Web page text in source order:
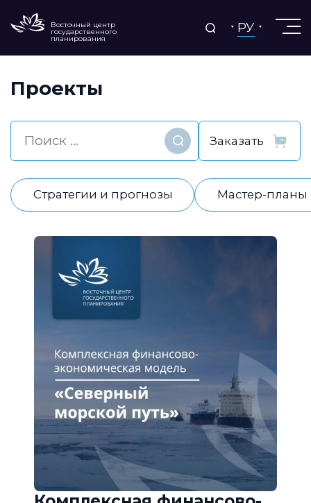
Восточный центр
государственного
планирования
РУ
Проекты
Найти
Стратегии и прогнозы Мастер-планы